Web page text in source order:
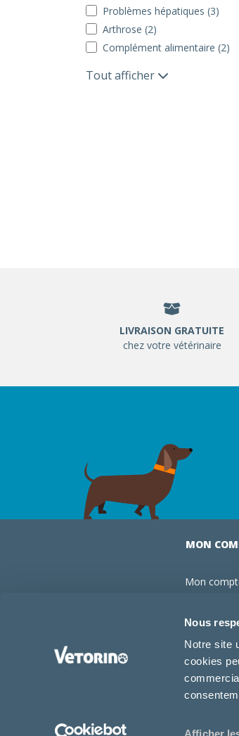
Nous
Notre site
cookies
Afficher
Problèmes hépatiques (3)
Arthrose (2)
Complément alimentaire (2)
Tout afficher
LIVRAISON GRATUITE
chez votre vétérinaire
MON
Mon
Conseils
FAQ